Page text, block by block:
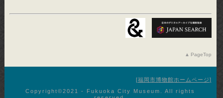
PageTop
福岡市博物館ホームページ
Copyright©︎2021 - Fukuoka City Museum. All rights